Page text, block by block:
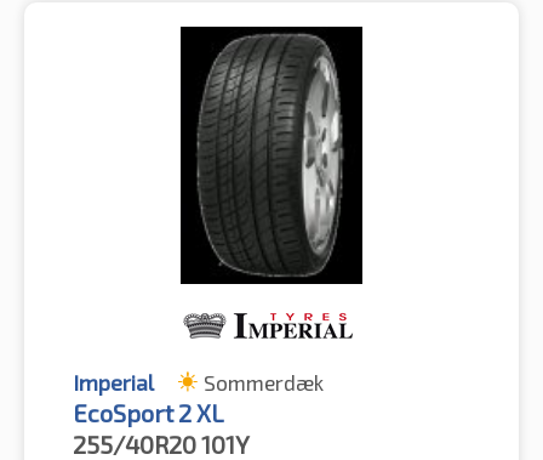
Imperial Sommerdæk
EcoSport 2 XL
255/40R20101Y